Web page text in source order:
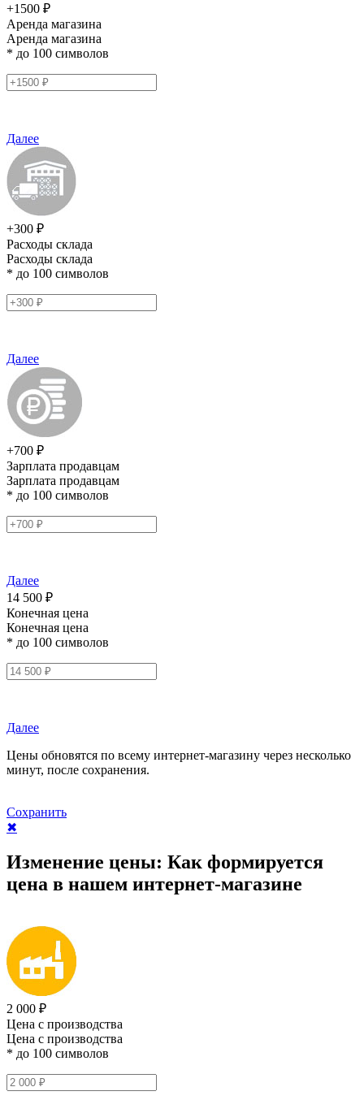
+1500 ₽
Аренда магазина
Аренда магазина
* до 100 символов
Далее
+300 ₽
Расходы склада
Расходы склада
* до 100 символов
Далее
+700 ₽
Зарплата продавцам
Зарплата продавцам
* до 100 символов
Далее
14 500 ₽
Конечная цена
Конечная цена
* до 100 символов
Далее
Цены обновятся по всему интернет-магазину через несколько
минут, после сохранения.
Сохранить
✖
Изменение цены: Как формируется
цена в нашем интернет-магазине
2 000 ₽
Цена с производства
Цена с производства
* до 100 символов